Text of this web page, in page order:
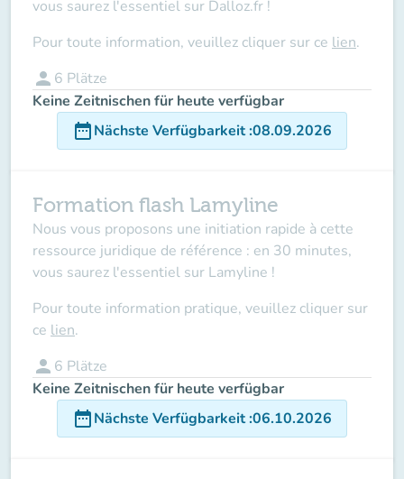
vous saurez l'essentiel sur Dalloz.fr !
Pour toute information, veuillez cliquer sur ce lien.
person 6 Plätze
Keine Zeitnischen für heute verfügbar
date_rangeNächste Verfügbarkeit:08.09.2026
Formation flash Lamyline
Nous vous proposons une initiation rapide à cette
ressource juridique de référence : en 30 minutes,
vous saurez l'essentiel sur Lamyline !
Pour toute information pratique, veuillez cliquer sur
ce lien.
person 6 Plätze
Keine Zeitnischen für heute verfügbar
date_rangeNächste Verfügbarkeit:06.10.2026